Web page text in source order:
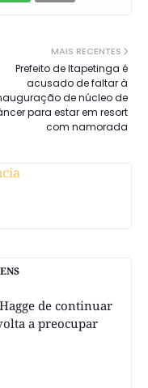
MAIS RECENTES
Prefeito de Itapetinga é
acusado de faltar à
de núcleo de
para estar em resort
com namorada
de continuar
a preocupar